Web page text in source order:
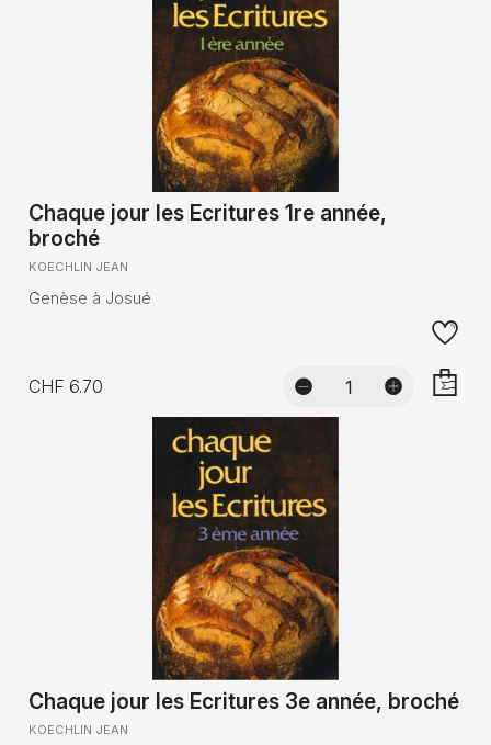
Chaque jour les Ecritures 1re année,
broché
KOECHLIN JEAN
Genèse à Josué
CHF 6.70
Chaque jour les Ecritures 3e année, broché
KOECHLIN JEAN